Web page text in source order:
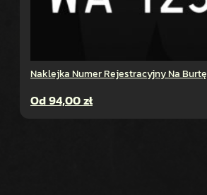
Naklejka Numer Rejestracyjny Na Burtę
Od94,00zł